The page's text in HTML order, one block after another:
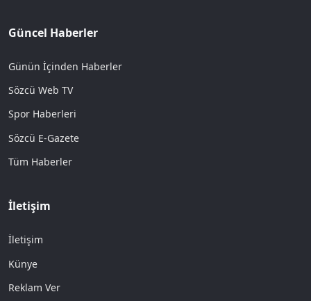
Güncel Haberler
Günün İçinden Haberler
Sözcü Web TV
Spor Haberleri
Sözcü E-Gazete
Tüm Haberler
İletişim
İletişim
Künye
Reklam Ver